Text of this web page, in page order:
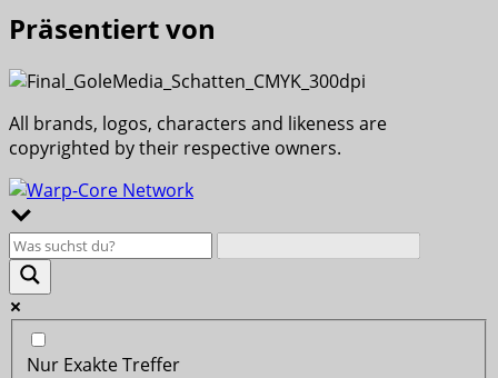
Präsentiert von
All brands, logos, characters and likeness are
copyrighted by their respective owners.
Nur Exakte Treffer